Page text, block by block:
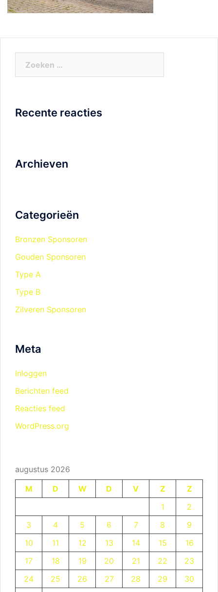
Recente reacties
Archieven
Categorieën
Bronzen Sponsoren
Gouden Sponsoren
Type A
Type B
Zilveren Sponsoren
Meta
Inloggen
Berichten feed
Reacties feed
WordPress.org
augustus 2026
M
D W D V Z
Z
1
2
3
4 5 6 7 8
9
10
11 12 13 14 15
16
17
18 19 20 21 22
23
24
25 26 27 28 29 30